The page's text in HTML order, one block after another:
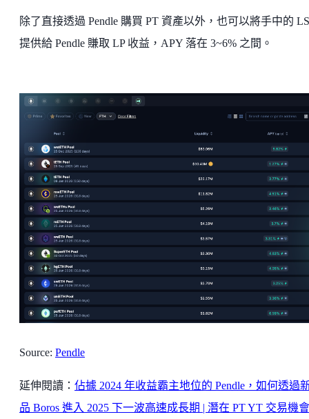
除了直接透過 Pendle 購買 PT 資產以外，也可以將手中的
提供給 Pendle 賺取 LP 收益，APY 落在 3~6% 之間。
Source: Pendle
延伸閱讀： 佔據 2024 年收益霸主地位的 Pendle，如何透過
品 Boros 進入 2025 下一波高速成長期 | 潛在 PT YT 交易機